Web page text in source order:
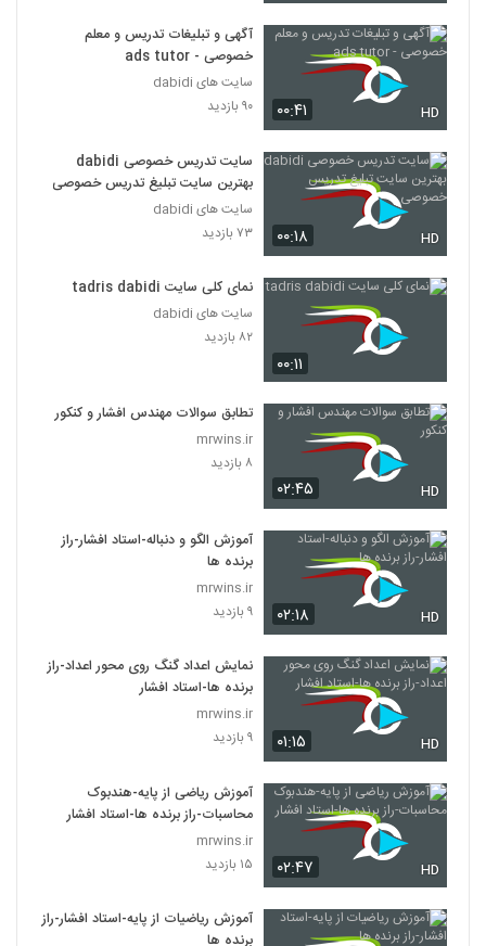
۰۰:۴۱ HD
آگهی و تبلیغات تدریس و معلم
خصوصی - ads tutor
سایت های dabidi
۹۰ بازدید
۰۰:۱۸ HD
سایت تدریس خصوصی dabidi
بهترین سایت تبلیغ تدریس خصوصی
سایت های dabidi
۷۳ بازدید
۰۰:۱۱
نمای کلی سایت tadris dabidi
سایت های dabidi
۸۲ بازدید
۰۲:۴۵ HD
تطابق سوالات مهندس افشار و کنکور
mrwins.ir
۸ بازدید
۰۲:۱۸ HD
آموزش الگو و دنباله-استاد افشار-راز
برنده ها
mrwins.ir
۹ بازدید
۰۱:۱۵ HD
نمایش اعداد گنگ روی محور اعداد-راز
برنده ها-استاد افشار
mrwins.ir
۹ بازدید
۰۲:۴۷ HD
آموزش ریاضی از پایه-هندبوک
محاسبات-راز برنده ها-استاد افشار
mrwins.ir
۱۵ بازدید
آموزش ریاضیات از پایه-استاد افشار-راز
برنده ها